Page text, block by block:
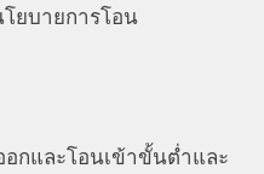
ยบายการโอน
กและโอนเข้าขั้นต่ำและ